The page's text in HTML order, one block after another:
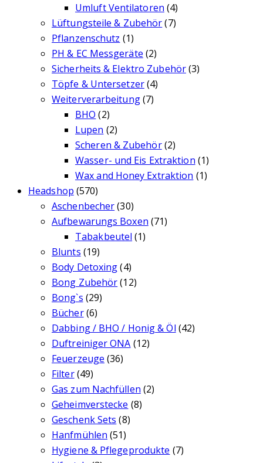
Umluft Ventilatoren (4)
Lüftungsteile & Zubehör (7)
Pflanzenschutz (1)
PH & EC Messgeräte (2)
Sicherheits & Elektro Zubehör(3)
Töpfe & Untersetzer(4)
Weiterverarbeitung(7)
BHO (2)
Lupen (2)
Scheren & Zubehör(2)
Wasser- und Eis Extraktion (1)
Wax and Honey Extraktion (1)
Headshop (570)
Aschenbecher(30)
Aufbewarungs Boxen (71)
Tabakbeutel (1)
Blunts (19)
Body Detoxing (4)
Bong Zubehör(12)
Bong`s (29)
Bücher(6)
Dabbing / BHO / Honig & Öl (42)
Duftreiniger ONA (12)
Feuerzeuge (36)
Filter(49)
Gas zum Nachfüllen (2)
Geheimverstecke (8)
Geschenk Sets (8)
Hanfmühlen (51)
Hygiene & Pflegeprodukte (7)